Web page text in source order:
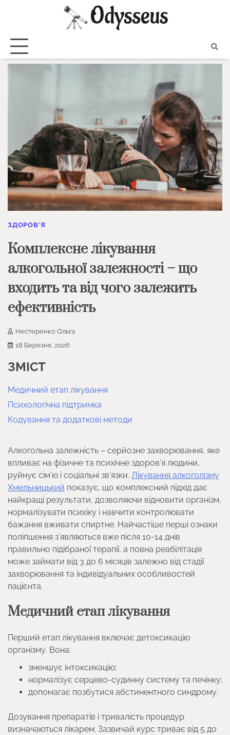
ЗДОРОВ'Я
Комплексне лікування
алкогольної залежності – що
входить та від чого залежить
ефективність
Нестеренко Ольга
18 Березня, 2026
ЗМІСТ
Медичний етап лікування
Психологічна підтримка
Кодування та додаткові методи
Алкогольна залежність – серйозне захворювання, яке
впливає на фізичне та психічне здоров’я людини,
руйнує сім’ю і соціальні зв’язки. Лікування алкоголізму
Хмельницький показує, що комплексний підхід дає
найкращі результати, дозволяючи відновити організм,
нормалізувати психіку і навчити контролювати
бажання вживати спиртне. Найчастіше перші ознаки
поліпшення з’являються вже після 10-14 днів
правильно підібраної терапії, а повна реабілітація
може займати від 3 до 6 місяців залежно від стадії
захворювання та індивідуальних особливостей
пацієнта.
Медичний етап лікування
Перший етап лікування включає детоксикацію
організму. Вона:
зменшує інтоксикацію;
нормалізує серцево-судинну систему та печінку;
допомагає позбутися абстинентного синдрому.
Дозування препаратів і тривалість процедур
визначаються лікарем. Зазвичай курс триває від 5 до